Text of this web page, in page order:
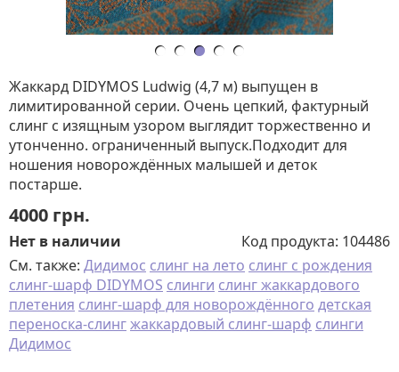
Жаккард DIDYMOS Ludwig (4,7 м) выпущен в
лимитированной серии. Очень цепкий, фактурный
слинг с изящным узором выглядит торжественно и
утонченно. ограниченный выпуск.Подходит для
ношения новорождённых малышей и деток
постарше.
4000 грн.
Нет в наличии Код продукта: 104486
См. также: Дидимос слинг на лето слинг с рождения
слинг-шарф DIDYMOS слинги слинг жаккардового
плетения слинг-шарф для новорождённого детская
переноска-слингжаккардовый слинг-шарф слинги
Дидимос